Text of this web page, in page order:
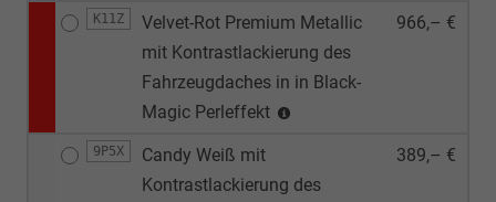
K11Z
Velvet-Rot Premium Metallic
mit Kontrastlackierung des
Fahrzeugdaches in in Black-
Magic Perleffekt
966,– €
9P5X
Candy Weiß mit
Kontrastlackierung des
389,– €